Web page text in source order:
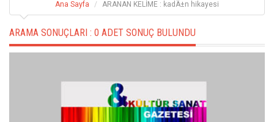
Ana Sayfa ARANAN KELİME : kadÄ±n hikayesi
ARAMA SONUÇLARI : 0 ADET SONUÇ BULUNDU